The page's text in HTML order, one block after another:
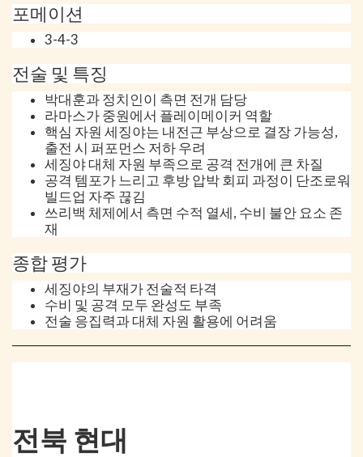
포메이션
3-4-3
전술 및 특징
박대훈과 정치인이 측면 전개 담당
라마스가 중원에서 플레이메이커 역할
핵심 자원 세징야는 내전근 부상으로 결장 가능성,
출전 시 퍼포먼스 저하 우려
세징야 대체 자원 부족으로 공격 전개에 큰 차질
공격 템포가 느리고 후방 압박 회피 과정이 단조로워
빌드업 자주 끊김
쓰리백 체제에서 측면 수적 열세, 수비 불안 요소 존
재
종합 평가
세징야의 부재가 전술적 타격
수비 및 공격 모두 완성도 부족
전술 응집력과 대체 자원 활용에 어려움
전북 현대